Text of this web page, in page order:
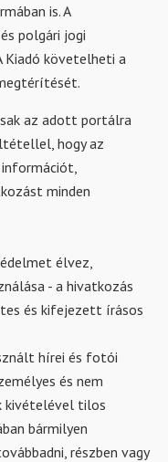
is. A
polgári jogi
Kiadó követelheti a
az adott portálra
hogy az
minden
élvez,
- a hivatkozás
és kifejezett írásos
hírei és fotói
és nem
kivételével tilos
bármilyen
részben vagy